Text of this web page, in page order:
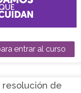
entrar al curso
de